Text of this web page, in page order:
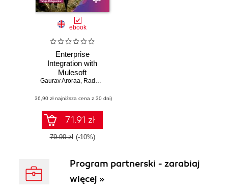
ebook
Enterprise
Integration with
Mulesoft
Gaurav Aroraa, Radhika Atmakuri
(36,90 zł najniższa cena z 30 dni)
71.91 zł
79.90 zł (-10%)
Program partnerski - zarabiaj
więcej »